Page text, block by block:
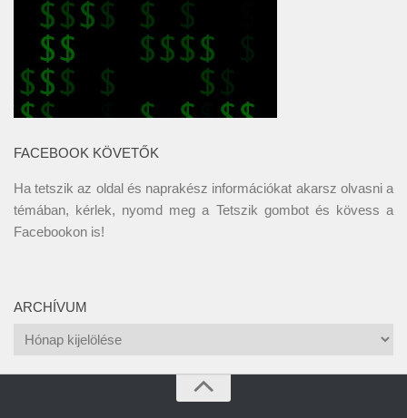
FACEBOOK KÖVETŐK
Ha tetszik az oldal és naprakész információkat akarsz olvasni a
témában, kérlek, nyomd meg a Tetszik gombot és kövess a
Facebookon is!
ARCHÍVUM
Archívum